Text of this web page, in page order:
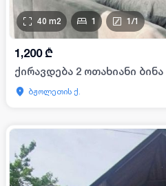
40 m2 1 1/1
1,200 ₾
ქირავდება 2 ოთახიანი ბინა
ბჟოლეთის ქ.